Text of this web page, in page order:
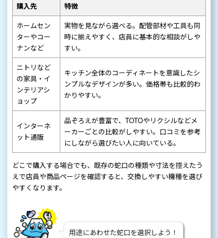
購入先
特徴
ホームセン
ターやコー
ナンなど
実物を見ながら選べる。配管部材や工具も同
時に揃えやすく、店員に基本的な相談がしや
すい。
ニトリなど
の家具・イ
ンテリアシ
ョップ
キッチン全体のコーディネートを意識したシ
ンプルなデザインが多い。価格帯も比較的わ
かりやすい。
インターネ
ット通販
品ぞろえが豊富で、TOTOやリクシルなどメ
ーカーごとの比較がしやすい。口コミを参考
にしながら選びたい人に向いている。
どこで購入する場合でも、既存の蛇口の種類や寸法を控えたう
えで店員や商品ページを確認すると、交換しやすい機種を選び
やすくなります。
用途にあわせた蛇口を選択しよう！